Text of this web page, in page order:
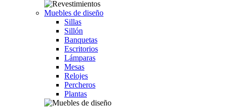
Muebles de diseño
Sillas
Sillón
Banquetas
Escritorios
Lámparas
Mesas
Relojes
Percheros
Plantas